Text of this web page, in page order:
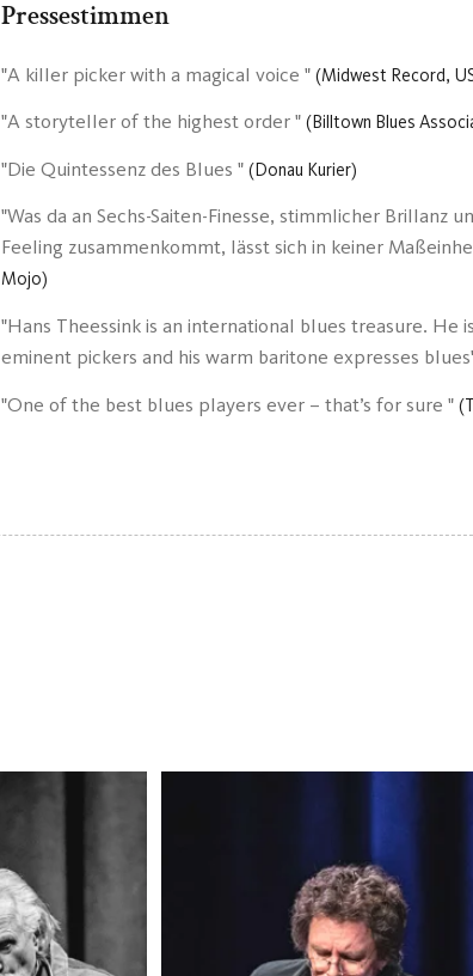
Pressestimmen
A killer picker with a magical voice Midwest Record,
A storyteller of the highest order Billtown Blues
Die Quintessenz des Blues Donau Kurier
Was da an Sechs-Saiten-Finesse, stimmlicher Brillanz
Feeling zusammenkommt, lässt sich in keiner
Mojo
Hans Theessink is an international blues treasure. He
eminent pickers and his warm baritone expresses blues
One of the best blues players ever – that’s for sure